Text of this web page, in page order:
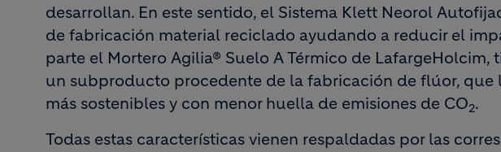
desarrollan. En este sentido, el Sistema Klett Neorol
de fabricación material reciclado ayudando a reducir el
parte el Mortero Agilia® Suelo A Térmico de
un subproducto procedente de la fabricación de flúor, que
más sostenibles y con menor huella de emisiones de CO2.
Todas estas características vienen respaldadas por las